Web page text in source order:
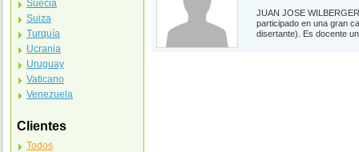
JUAN JOSE
participado en una gran
disertante). Es docente
Suecia
Suiza
Turquía
Ucrania
Uruguay
Vaticano
Venezuela
Clientes
Todos